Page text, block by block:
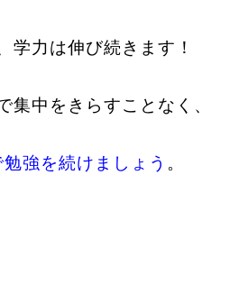
学力は伸び続きます！
集中をきらすことなく、
強を続けましょう 。